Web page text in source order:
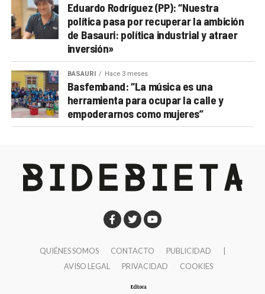
Eduardo Rodríguez (PP): “Nuestra
política pasa por recuperar la ambición
de Basauri: política industrial y atraer
inversión»
BASAURI Hace 3 meses
Basfemband: “La música es una
herramienta para ocupar la calle y
empoderarnos como mujeres”
QUIÉNES SOMOS CONTACTO PUBLICIDAD
AVISO LEGAL
PRIVACIDAD COOKIES